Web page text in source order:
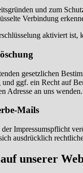
und zum
Verbindung
aktiviert ist,
gesetzlichen
ggf. ein Recht auf
Adresse an uns wenden.
Mails
Impressumspflicht
ausdrücklich
unserer